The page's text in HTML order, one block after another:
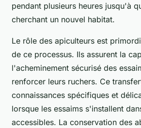
pendant plusieurs heures jusqu'à
cherchant un nouvel habitat.
Le rôle des apiculteurs est
de ce processus. Ils assurent la
l'acheminement sécurisé des
renforcer leurs ruchers. Ce
connaissances spécifiques et
lorsque les essaims s'installent
accessibles. La conservation des